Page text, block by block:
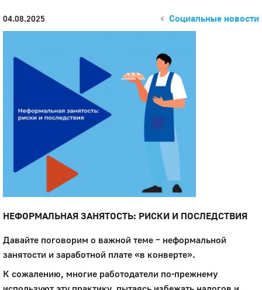
04.08.2025 Социальные новости
НЕФОРМАЛЬНАЯ ЗАНЯТОСТЬ: РИСКИ И ПОСЛЕДСТВИЯ
Давайте поговорим о важной теме – неформальной
занятости и заработной плате «в конверте».
К сожалению, многие работодатели по-прежнему